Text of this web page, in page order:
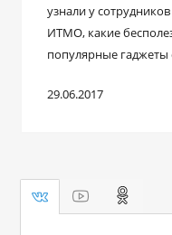
узнали у
ИТМО, какие
популярные гаджеты
29.06.2017